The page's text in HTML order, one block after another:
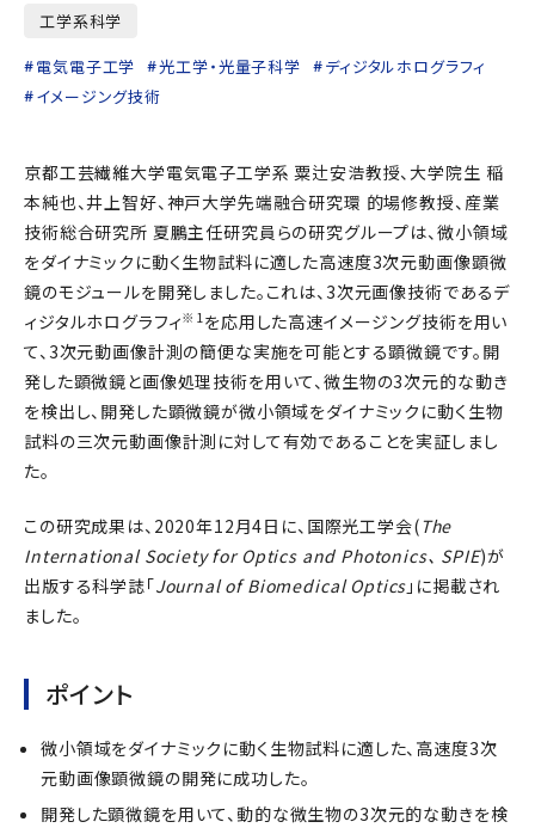
工学系科学
電気電子工学
光工学・光量子科学
ディジタルホログラフィ
イメージング技術
京都工芸繊維大学電気電子工学系 粟辻安浩教授、大学院生 稲
本純也、井上智好、神戸大学先端融合研究環 的場修教授、産業
技術総合研究所 夏鵬主任研究員らの研究グループは、微小領域
をダイナミックに動く生物試料に適した高速度3次元動画像顕微
鏡のモジュールを開発しました。これは、3次元画像技術であるデ
ィジタルホログラフィ※1 を応用した高速イメージング技術を用い
て、3次元動画像計測の簡便な実施を可能とする顕微鏡です。開
発した顕微鏡と画像処理技術を用いて、微生物の3次元的な動き
を検出し、開発した顕微鏡が微小領域をダイナミックに動く生物
試料の三次元動画像計測に対して有効であることを実証しまし
た。
この研究成果は、2020年12月4日に、国際光工学会(The
International Society for Optics and Photonics、 SPIE)が
出版する科学誌「Journal of Biomedical Optics 」に掲載され
ました。
ポイント
微小領域をダイナミックに動く生物試料に適した、高速度3次
元動画像顕微鏡の開発に成功した。
開発した顕微鏡を用いて、動的な微生物の3次元的な動きを検